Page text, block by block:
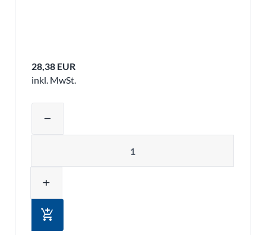
28,38 EUR
inkl. MwSt.
remove
add
add_shopping_cart